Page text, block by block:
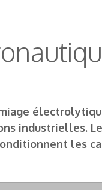
industrielles.
les